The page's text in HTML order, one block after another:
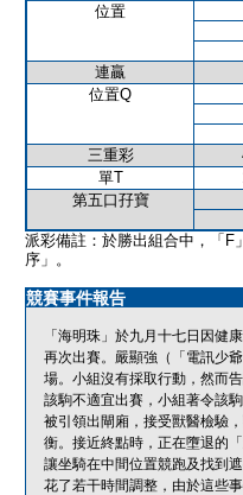
位置
連贏
位置Q
三重彩
單T
第五口孖寶
派彩備註：於勝出組合中，「F
序」。
競賽事件報告
「海明珠」於九月十七日因健
再次出賽。嚴顯強（「電訊少
場。小組沒有採取行動，然而
該駒不適宜出賽，小組著令該
被引領出閘廂，接受獸醫檢驗
衡。接近終點時，正在墮退的
讓坐騎在中間位置競跑及找到
花了若干時間調整，由於這些